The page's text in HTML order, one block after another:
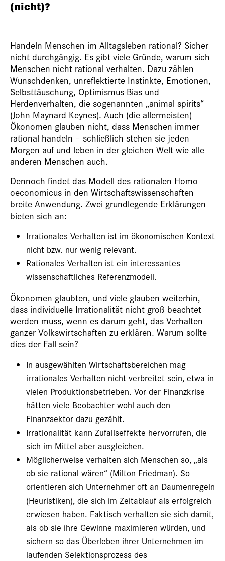
(nicht)?
Handeln Menschen im Alltagsleben rational? Sicher
nicht durchgängig. Es gibt viele Gründe, warum sich
Menschen nicht rational verhalten. Dazu zählen
Wunschdenken, unreflektierte Instinkte, Emotionen,
Selbsttäuschung, Optimismus-Bias und
Herdenverhalten, die sogenannten „animal spirits“
(John Maynard Keynes). Auch (die allermeisten)
Ökonomen glauben nicht, dass Menschen immer
rational handeln – schließlich stehen sie jeden
Morgen auf und leben in der gleichen Welt wie alle
anderen Menschen auch.
Dennoch findet das Modell des rationalen Homo
oeconomicus in den Wirtschaftswissenschaften
breite Anwendung. Zwei grundlegende Erklärungen
bieten sich an:
Irrationales Verhalten ist im ökonomischen Kontext
nicht bzw. nur wenig relevant.
Rationales Verhalten ist ein interessantes
wissenschaftliches Referenzmodell.
Ökonomen glaubten, und viele glauben weiterhin,
dass individuelle Irrationalität nicht groß beachtet
werden muss, wenn es darum geht, das Verhalten
ganzer Volkswirtschaften zu erklären. Warum sollte
dies der Fall sein?
In ausgewählten Wirtschaftsbereichen mag
irrationales Verhalten nicht verbreitet sein, etwa in
vielen Produktionsbetrieben. Vor der Finanzkrise
hätten viele Beobachter wohl auch den
Finanzsektor dazu gezählt.
Irrationalität kann Zufallseffekte hervorrufen, die
sich im Mittel aber ausgleichen.
Möglicherweise verhalten sich Menschen so, „als
ob sie rational wären“ (Milton Friedman). So
orientieren sich Unternehmer oft an Daumenregeln
(Heuristiken), die sich im Zeitablauf als erfolgreich
erwiesen haben. Faktisch verhalten sie sich damit,
als ob sie ihre Gewinne maximieren würden, und
sichern so das Überleben ihrer Unternehmen im
laufenden Selektionsprozess des